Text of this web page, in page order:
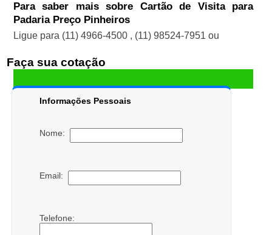
Para saber mais sobre Cartão de Visita para
Padaria Preço Pinheiros
Ligue para (11) 4966-4500 , (11) 98524-7951 ou
Faça sua cotação
Informações Pessoais
Nome:
Email:
Telefone: